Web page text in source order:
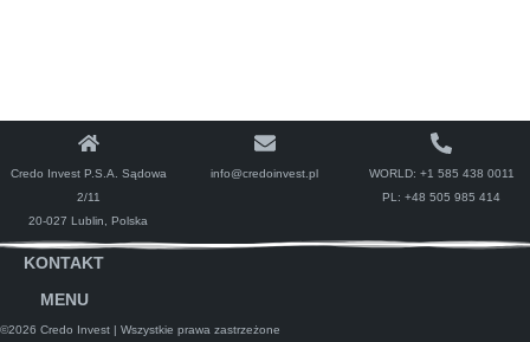
Credo Invest P.S.A. Sądowa
2/11
20-027 Lublin, Polska
info@credoinvest.pl WORLD: +1 585 438 0011
PL:+48 505 985 414
KONTAKT
MENU
©2026 Credo Invest | Wszystkie prawa zastrzeżone